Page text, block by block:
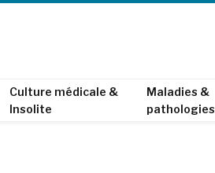
Culture médicale &
Insolite
Maladies &
pathologies